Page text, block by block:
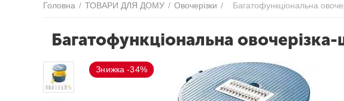
Головна / ТОВАРИ ДЛЯ ДОМУ / Овочерізки /
Багатофункціональна
Знижка -34%